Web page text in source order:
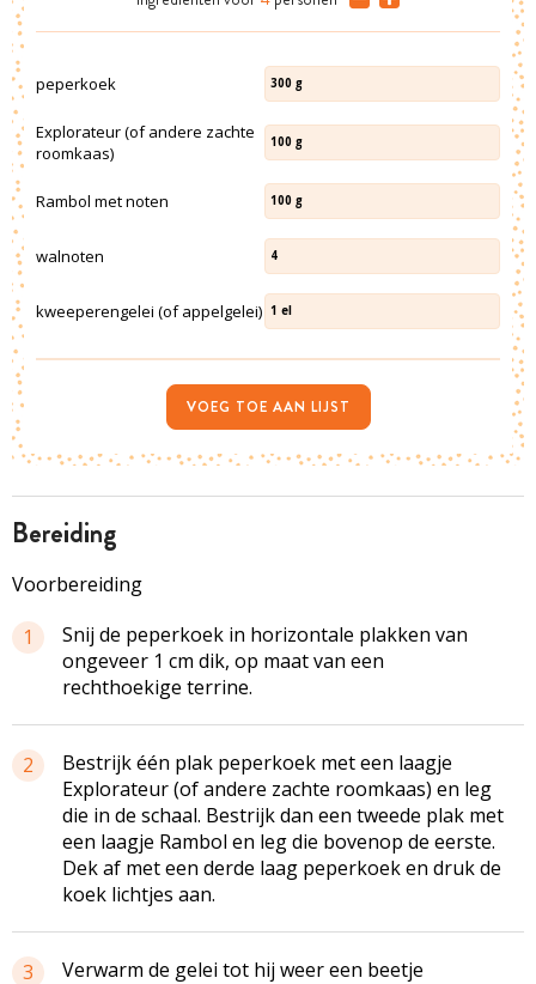
bereiding
Voorbereiding
1
Snij de peperkoek in horizontale plakken van
ongeveer 1 cm dik, op maat van een
rechthoekige terrine.
2
Bestrijk één plak peperkoek met een laagje
Explorateur (of andere zachte roomkaas) en leg
die in de schaal. Bestrijk dan een tweede plak met
een laagje Rambol en leg die bovenop de eerste.
Dek af met een derde laag peperkoek en druk de
koek lichtjes aan.
3
Verwarm de gelei tot hij weer een beetje
peperkoek 300 g
Explorateur (of andere zachte
roomkaas)
100 g
Rambol met noten 100 g
walnoten 4
kweeperengelei (of appelgelei) 1 el
VOEG TOE AAN LIJST